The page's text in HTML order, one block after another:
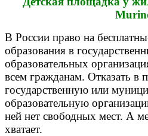
В России право на
образования в
образовательных
всем гражданам. Отказать в
государственную или
образовательную
ней нет свободных мест. А
хватает.